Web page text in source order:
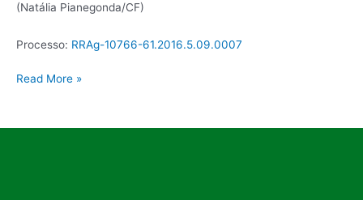
(Natália Pianegonda/CF)
Processo: RRAg-10766-61.2016.5.09.0007
Read More »